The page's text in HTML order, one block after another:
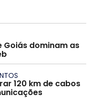
Goiás dominam as
120 km de cabos